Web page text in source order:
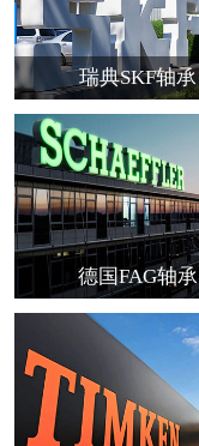
瑞典SKF轴承
德国FAG轴承